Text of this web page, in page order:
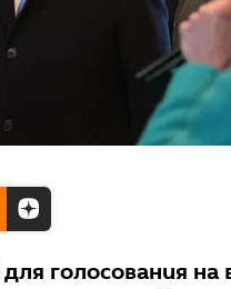
голосования на